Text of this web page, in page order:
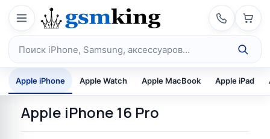
Перейти к содержимому
Поиск по каталогу
Apple iPhone Apple Watch Apple MacBook Apple iPad
Apple iPhone 16 Pro